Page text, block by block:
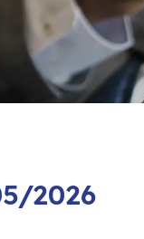
2026